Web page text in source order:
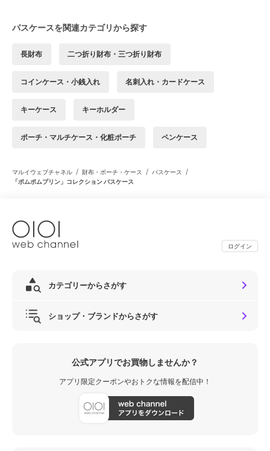
パスケースを関連カテゴリから探す
長財布 二つ折り財布・三つ折り財布
コインケース・小銭入れ 名刺入れ・カードケース
キーケース キーホルダー
ポーチ・マルチケース・化粧ポーチ ペンケース
マルイウェブチャネル / 財布・ポーチ・ケース / パスケース /
「ポムポムプリン」コレクション パスケース
ログイン
カテゴリーからさがす
ショップ・ブランドからさがす
公式アプリでお買物しませんか？
アプリ限定クーポンやおトクな情報を配信中！